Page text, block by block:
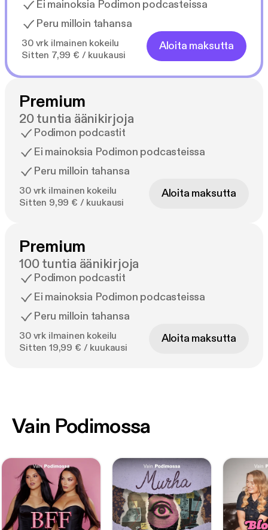
Ei mainoksia Podimon podcasteissa
Peru milloin tahansa
30 vrk ilmainen kokeilu
Sitten 7,99 € / kuukausi
Aloita maksutta
Premium
20 tuntia äänikirjoja
Podimon podcastit
Ei mainoksia Podimon podcasteissa
Peru milloin tahansa
30 vrk ilmainen kokeilu
Sitten 9,99 € / kuukausi
Aloita maksutta
Premium
100 tuntia äänikirjoja
Podimon podcastit
Ei mainoksia Podimon podcasteissa
Peru milloin tahansa
30 vrk ilmainen kokeilu
Sitten 19,99 € / kuukausi
Aloita maksutta
Vain Podimossa